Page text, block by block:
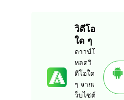
วิดีโอ
ใด ๆ
ดาวน์โ
หลดวิ
ดีโอใด
ๆ จากเ
ว็บไซต์